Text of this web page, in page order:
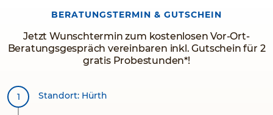
BERATUNGSTERMIN & GUTSCHEIN
Jetzt Wunschtermin zum kostenlosen Vor-Ort-
Beratungsgespräch vereinbaren inkl. Gutschein für 2
gratis Probestunden*!
Standort: Hürth